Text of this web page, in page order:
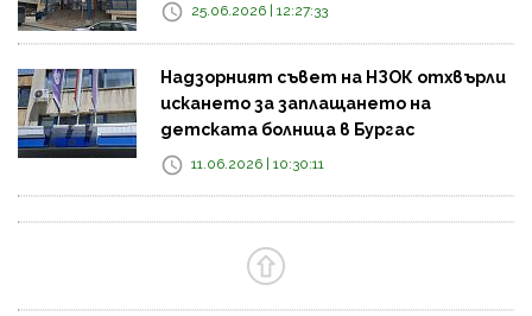
25.06.2026 | 12:27:33
Надзорният съвет на НЗОК отхвърли
искането за заплащането на
детската болница в Бургас
11.06.2026 | 10:30:11